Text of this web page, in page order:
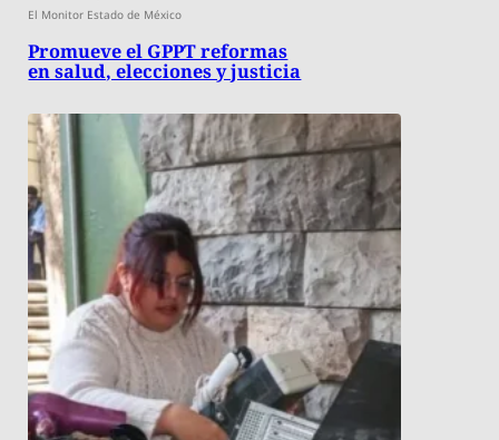
El Monitor Estado de México
Promueve el GPPT reformas
en salud, elecciones y justicia